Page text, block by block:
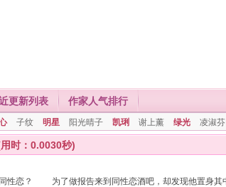
更新列表 作家人气排行
子纹 明星 阳光晴子 凯琍 谢上薰 绿光 凌淑芬
时：0.0030秒)
性恋？ 为了做报告来到同性恋酒吧，却发现他置身